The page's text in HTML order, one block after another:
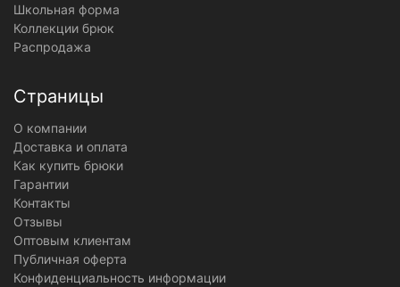
Школьная форма
Коллекции брюк
Распродажа
Страницы
О компании
Доставка и оплата
Как купить брюки
Гарантии
Контакты
Отзывы
Оптовым клиентам
Публичная оферта
Конфиденциальность информации